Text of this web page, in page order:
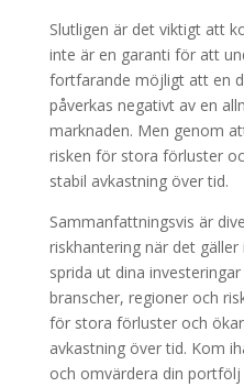
Slutligen är det viktigt att
inte är en garanti för att
fortfarande möjligt att en
påverkas negativt av en
marknaden. Men genom
risken för stora förluster
stabil avkastning över tid.
Sammanfattningsvis är
riskhantering när det
sprida ut dina
branscher, regioner och
för stora förluster och
avkastning över tid. Kom
och omvärdera din